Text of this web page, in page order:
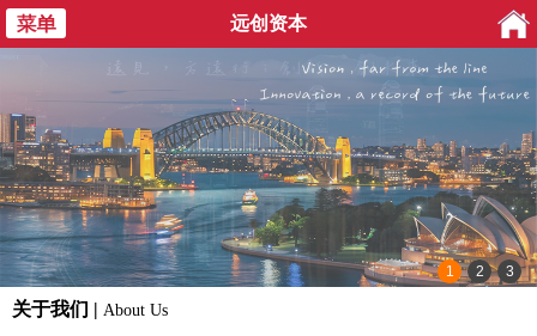
远创资本
关于我们 | About Us